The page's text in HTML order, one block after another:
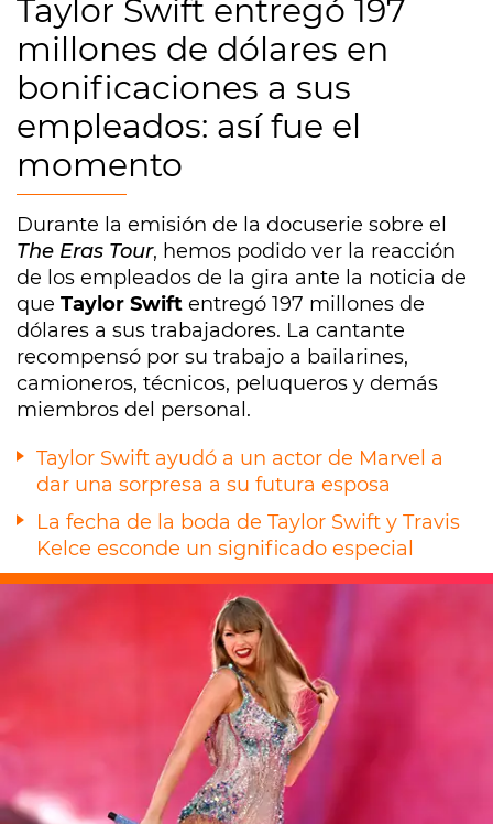
Taylor Swift entregó 197
millones de dólares en
bonificaciones a sus
empleados: así fue el
momento
Durante la emisión de la docuserie sobre el
The Eras Tour, hemos podido ver la reacción
de los empleados de la gira ante la noticia de
que Taylor Swift entregó 197 millones de
dólares a sus trabajadores. La cantante
recompensó por su trabajo a bailarines,
camioneros, técnicos, peluqueros y demás
miembros del personal.
Taylor Swift ayudó a un actor de Marvel a
dar una sorpresa a su futura esposa
La fecha de la boda de Taylor Swift y Travis
Kelce esconde un significado especial